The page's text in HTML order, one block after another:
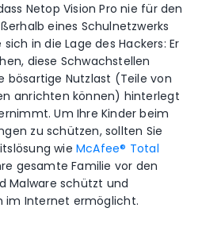
Netop Vision Pro nie für den
eines Schulnetzwerks
in die Lage des Hackers: Er
diese Schwachstellen
bösartige Nutzlast (Teile von
anrichten können) hinterlegt
Um Ihre Kinder beim
zu schützen, sollten Sie
wie McAfee® Total
gesamte Familie vor den
Malware schützt und
im Internet ermöglicht.